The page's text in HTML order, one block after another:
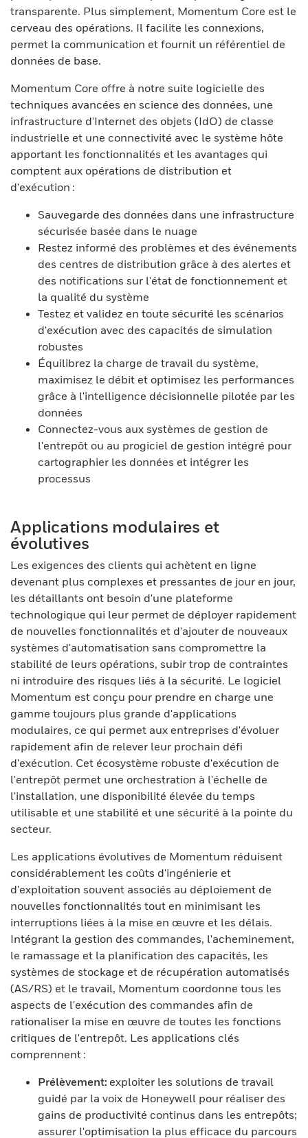
transparente. Plus simplement, Momentum Core est le
cerveau des opérations. Il facilite les connexions,
permet la communication et fournit un référentiel de
données de base.
Momentum Core offre à notre suite logicielle des
techniques avancées en science des données, une
infrastructure d'Internet des objets (IdO) de classe
industrielle et une connectivité avec le système hôte
apportant les fonctionnalités et les avantages qui
comptent aux opérations de distribution et
d'exécution :
Sauvegarde des données dans une infrastructure
sécurisée basée dans le nuage
Restez informé des problèmes et des événements
des centres de distribution grâce à des alertes et
des notifications sur l'état de fonctionnement et
la qualité du système
Testez et validez en toute sécurité les scénarios
d'exécution avec des capacités de simulation
robustes
Équilibrez la charge de travail du système,
maximisez le débit et optimisez les performances
grâce à l'intelligence décisionnelle pilotée par les
données
Connectez-vous aux systèmes de gestion de
l'entrepôt ou au progiciel de gestion intégré pour
cartographier les données et intégrer les
processus
Applications modulaires et
évolutives
Les exigences des clients qui achètent en ligne
devenant plus complexes et pressantes de jour en jour,
les détaillants ont besoin d'une plateforme
technologique qui leur permet de déployer rapidement
de nouvelles fonctionnalités et d'ajouter de nouveaux
systèmes d'automatisation sans compromettre la
stabilité de leurs opérations, subir trop de contraintes
ni introduire des risques liés à la sécurité. Le logiciel
Momentum est conçu pour prendre en charge une
gamme toujours plus grande d'applications
modulaires, ce qui permet aux entreprises d'évoluer
rapidement afin de relever leur prochain défi
d'exécution. Cet écosystème robuste d'exécution de
l'entrepôt permet une orchestration à l'échelle de
l'installation, une disponibilité élevée du temps
utilisable et une stabilité et une sécurité à la pointe du
secteur.
Les applications évolutives de Momentum réduisent
considérablement les coûts d'ingénierie et
d'exploitation souvent associés au déploiement de
nouvelles fonctionnalités tout en minimisant les
interruptions liées à la mise en œuvre et les délais.
Intégrant la gestion des commandes, l'acheminement,
le ramassage et la planification des capacités, les
systèmes de stockage et de récupération automatisés
(AS/RS) et le travail, Momentum coordonne tous les
aspects de l'exécution des commandes afin de
rationaliser la mise en œuvre de toutes les fonctions
critiques de l'entrepôt. Les applications clés
comprennent :
Prélèvement: exploiter les solutions de travail
guidé par la voix de Honeywell pour réaliser des
gains de productivité continus dans les entrepôts;
assurer l'optimisation la plus efficace du parcours